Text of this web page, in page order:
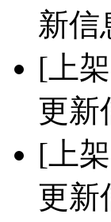
新信
[上
更新
[上
更新